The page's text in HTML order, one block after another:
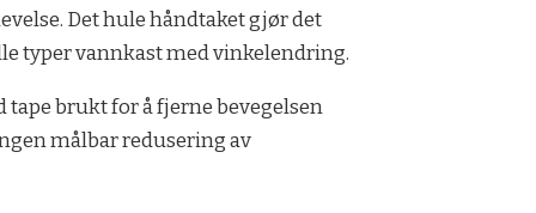
Det hule håndtaket gjør det
typer vannkast med vinkelendring.
brukt for å fjerne bevegelsen
målbar redusering av